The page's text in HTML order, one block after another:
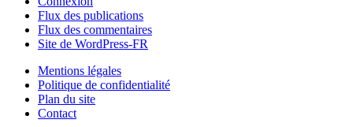
Flux des publications
Flux des commentaires
Site de WordPress-FR
Mentions légales
Politique de confidentialité
Plan du site
Contact